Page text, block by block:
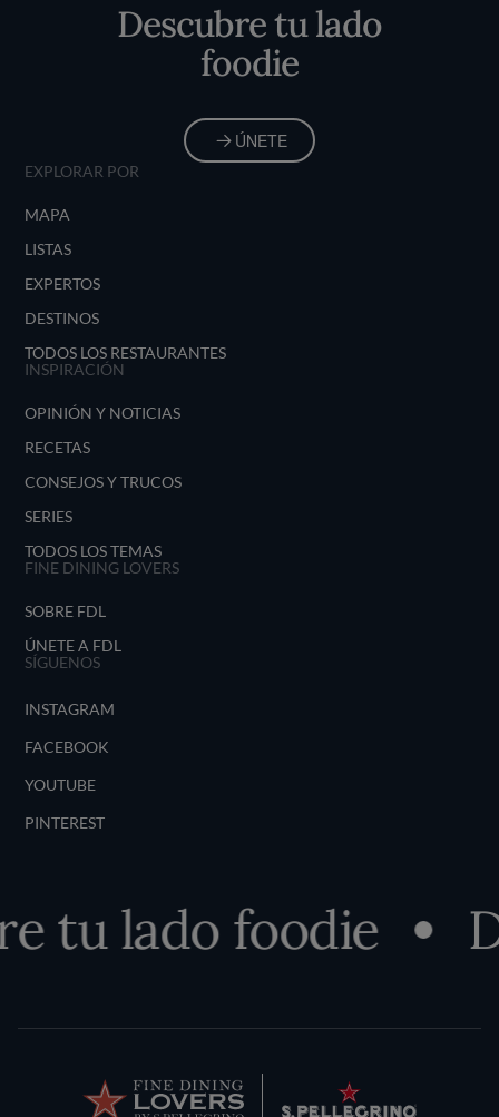
Descubre tu lado
foodie
ÚNETE
EXPLORAR POR
MAPA
LISTAS
EXPERTOS
DESTINOS
TODOS LOS RESTAURANTES
INSPIRACIÓN
OPINIÓN Y NOTICIAS
RECETAS
CONSEJOS Y TRUCOS
SERIES
TODOS LOS TEMAS
FINE DINING LOVERS
SOBRE FDL
ÚNETE A FDL
SÍGUENOS
INSTAGRAM
FACEBOOK
YOUTUBE
PINTEREST
tu lado foodie